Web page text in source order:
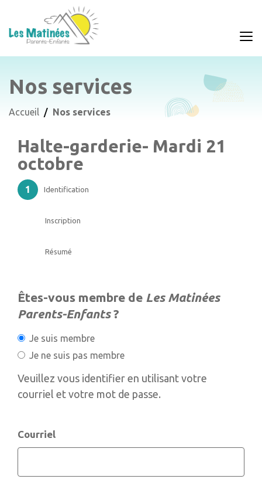
Nos services
Accueil Nos services
Halte-garderie- Mardi 21
octobre
Identification
Inscription
Résumé
Êtes-vous membre de Les Matinées
Parents-Enfants?
Je suis membre
Je ne suis pas membre
Veuillez vous identifier en utilisant votre
courriel et votre mot de passe.
Courriel